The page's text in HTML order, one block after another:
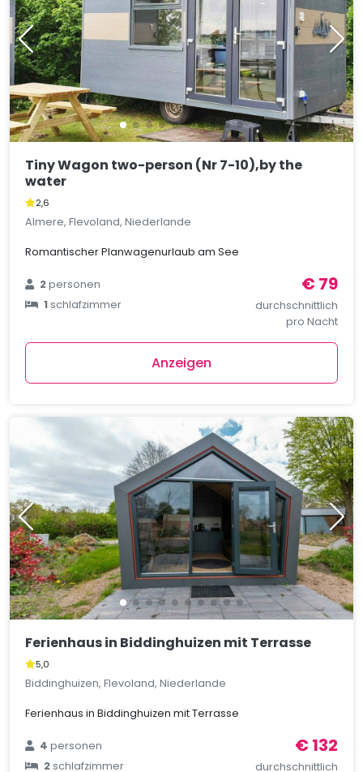
Tiny Wagon two-person (Nr 7-10),by the
water
2,6
Almere, Flevoland, Niederlande
Romantischer Planwagenurlaub am See
2personen
1schlafzimmer
€ 79
durchschnittlich
pro Nacht
Anzeigen
Ferienhaus in Biddinghuizen mit Terrasse
5,0
Biddinghuizen, Flevoland, Niederlande
Ferienhaus in Biddinghuizen mit Terrasse
4personen
2schlafzimmer
€ 132
durchschnittlich